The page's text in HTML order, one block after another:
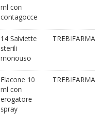
ml con
contagocce
14 Salviette
sterili
monouso
TREBIFARMA
Flacone 10
ml con
erogatore
spray
TREBIFARMA